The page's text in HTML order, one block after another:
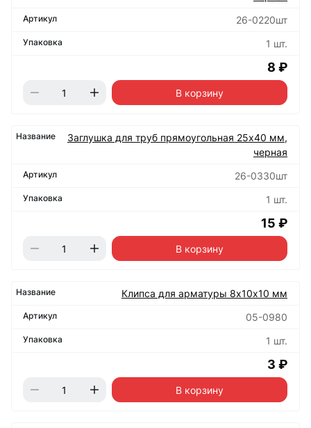
26-0220шт
1 шт.
8 ₽
В корзину
Заглушка для труб прямоугольная 25х40 мм,
черная
26-0330шт
1 шт.
15 ₽
В корзину
Клипса для арматуры 8х10х10 мм
05-0980
1 шт.
3 ₽
В корзину